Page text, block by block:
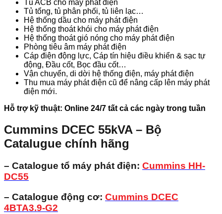
Tủ ACB cho máy phát điện
Tủ tổng, tủ phân phối, tủ liên lạc…
Hệ thống dầu cho máy phát điện
Hệ thống thoát khói cho máy phát điện
Hệ thống thoát gió nóng cho máy phát điện
Phòng tiêu âm máy phát điện
Cáp điện động lực, Cáp tín hiệu điều khiển & sạc tự
động, Đầu cốt, Bọc đầu cốt…
Vận chuyển, di dời hệ thống điện, máy phát điện
Thu mua máy phát điện cũ để nâng cấp lên máy phát
điện mới.
Hỗ trợ kỹ thuật: Online 24/7 tất cả các ngày trong tuần
Cummins DCEC 55kVA – Bộ
Catalugue chính hãng
– Catalogue tổ máy phát điện: Cummins HH-
DC55
– Catalogue động cơ: Cummins DCEC
4BTA3.9-G2